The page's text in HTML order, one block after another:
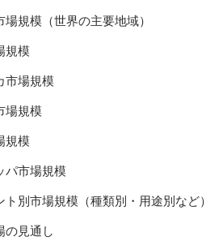
場規模（世界の主要地域）
規模
市場規模
場規模
規模
パ市場規模
ト別市場規模（種類別・用途別など）
の見通し